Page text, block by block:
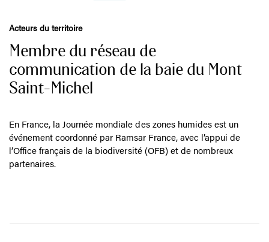
Acteurs du territoire
Membre du réseau de
communication de la baie du Mont
Saint-Michel
En France, la Journée mondiale des zones humides est un
événement coordonné par Ramsar France, avec l’appui de
l’Office français de la biodiversité (OFB) et de nombreux
partenaires.